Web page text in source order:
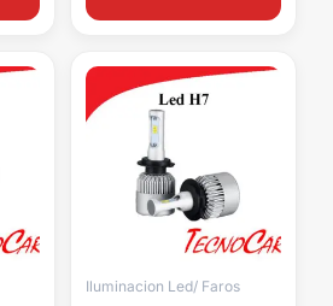
Iluminacion Led/ Faros